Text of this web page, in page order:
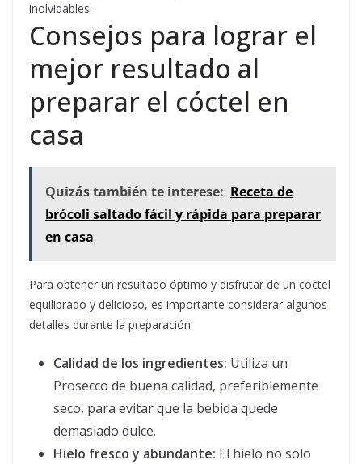
inolvidables.
Consejos para lograr el
mejor resultado al
preparar el cóctel en
casa
Quizás también te interese: Receta de
brócoli saltado fácil y rápida para preparar
en casa
Para obtener un resultado óptimo y disfrutar de un cóctel
equilibrado y delicioso, es importante considerar algunos
detalles durante la preparación:
Calidad de los ingredientes: Utiliza un
Prosecco de buena calidad, preferiblemente
seco, para evitar que la bebida quede
demasiado dulce.
Hielo fresco y abundante: El hielo no solo